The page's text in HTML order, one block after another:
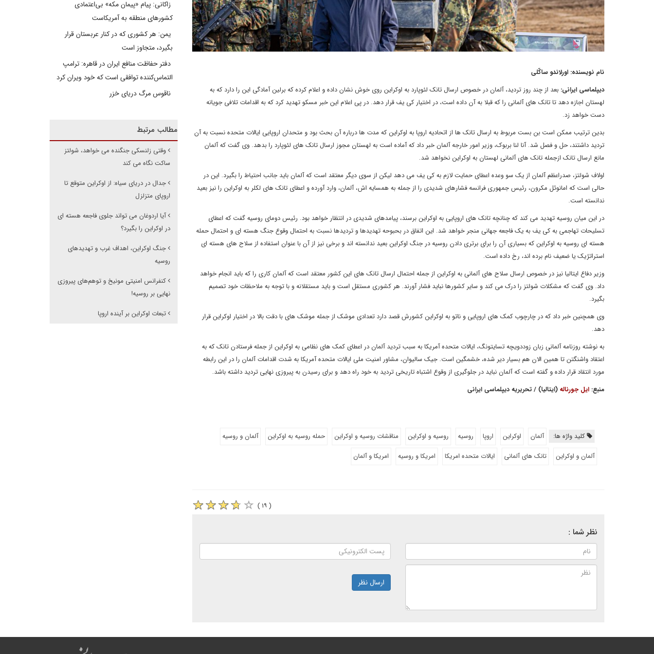
نام نویسنده: اورلاندو ساکّلی
دیپلماسی ایرانی: بعد از چند روز تردید، آلمان در خصوص ارسال تانک لئوپارد به اوکراین روی خوش نشان داده و اعلام کرده که برلین آمادگی این را دارد که به
لهستان اجازه دهد تا تانک های آلمانی را که قبلا به آن داده است، در اختیار کی یف قرار دهد. در پی اعلام این خبر مسکو تهدید کرد که به اقدامات تلافی جویانه
دست خواهد زد.
بدین ترتیب ممکن است بن بست مربوط به ارسال تانک ها از اتحادیه اروپا به اوکراین که مدت ها درباره آن بحث بود و متحدان اروپایی ایالات متحده نسبت به آن
تردید داشتند، حل و فصل شد. آنا لنا بربوک، وزیر امور خارجه آلمان خبر داد که آماده است به لهستان مجوز ارسال تانک های لئوپارد را بدهد. وی گفت که آلمان
مانع ارسال تانک ازجمله تانک های آلمانی لهستان به اوکراین نخواهد شد.
اولاف شولتز، صدراعظم آلمان از یک سو وعده اعطای حمایت لازم به کی یف می دهد لیکن از سوی دیگر معتقد است که آلمان باید جانب احتیاط را بگیرد. این در
حالی است که امانوئل مکرون، رئیس جمهوری فرانسه فشارهای شدیدی را از جمله به همسایه اش، آلمان، وارد آورده و اعطای تانک های لکلر به اوکراین را نیز بعید
ندانسته است.
در این میان روسیه تهدید می کند که چنانچه تانک های اروپایی به اوکراین برسند، پیامدهای شدیدی در انتظار خواهد بود. رئیس دومای روسیه گفت که اعطای
تسلیحات تهاجمی به کی یف به یک فاجعه جهانی منجر خواهد شد. این اتفاق در بحبوحه تهدیدها و تردیدها نسبت به احتمال وقوع جنگ هسته ای و احتمال حمله
هسته ای روسیه به اوکراین که بسیاری آن را برای برتری دادن روسیه در جنگ اوکراین بعید ندانسته اند و برخی نیز از آن با عنوان استفاده از سلاح های هسته ای
استراتژیک یا ضعیف نام برده اند، رخ داده است.
وزیر دفاع ایتالیا نیز در خصوص ارسال سلاح های آلمانی به اوکراین از جمله احتمال ارسال تانک های این کشور معتقد است که آلمان کاری را که باید انجام خواهد
داد. وی گفت که مشکلات شولتز را درک می کند و سایر کشورها نباید فشار آورند. هر کشوری مستقل است و باید مستقلانه و با توجه به ملاحظات خود تصمیم
بگیرد.
وی همچنین خبر داد که در چارچوب کمک های اروپایی و ناتو به اوکراین کشورش قصد دارد تعدادی موشک از جمله موشک های با دقت بالا در اختیار اوکراین قرار
دهد.
به نوشته روزنامه آلمانی زبان زوددویچه تسایتونگ، ایالات متحده آمریکا به سبب تردید آلمان در اعطای کمک های نظامی به اوکراین از جمله فرستادن تانک که به
اعتقاد واشنگتن تا همین الان هم بسیار دیر شده، خشمگین است. جیک سالیوان، مشاور امنیت ملی ایالات متحده آمریکا به شدت اقدامات آلمان را در این رابطه
مورد انتقاد قرار داده و گفته است که آلمان نباید در جلوگیری از وقوع اشتباه تاریخی تردید به خود راه دهد و برای رسیدن به پیروزی نهایی تردید داشته باشد.
منبع: ایل جورناله (ایتالیا) / تحریریه دیپلماسی ایرانی
کلید واژه ها: آلمان اوکراین اروپا روسیه روسیه و اوکراین مناقشات روسیه و اوکراین حمله روسیه به اوکراین
آلمان و روسیه
آلمان و اوکراین
تانک های آلمانی ایالات متحده امریکا امریکا و روسیه امریکا و آلمان
( ۱۹ )
نظر شما :
ارسال نظر
زاکانی: پیام «پیمان مکه» بی‌اعتمادی
کشورهای منطقه به آمریکاست
یمن: هر کشوری که در کنار عربستان قرار
بگیرد، متجاوز است
دفتر حفاظت منافع ایران در قاهره: ترامپ
التماس‌کننده توافقی است که خود ویران کرد
ناقوس مرگ دریای خزر
مطالب مرتبط
وقتی زلنسکی جنگنده می خواهد، شولتز
ساکت نگاه می کند
جدال در دریای سیاه: از اوکراین متوقع تا
اروپای متزلزل
آیا اردوغان می تواند جلوی فاجعه هسته ای
در اوکراین را بگیرد؟
جنگ اوکراین، اهداف غرب و تهدیدهای
روسیه
کنفرانس امنیتی مونیخ و توهم‌های پیروزی
نهایی بر روسیه!
تبعات اوکراین بر آینده اروپا